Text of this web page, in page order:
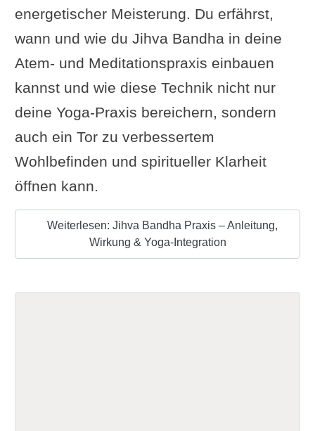
energetischer Meisterung. Du erfährst,
wann und wie du Jihva Bandha in deine
Atem- und Meditationspraxis einbauen
kannst und wie diese Technik nicht nur
deine Yoga-Praxis bereichern, sondern
auch ein Tor zu verbessertem
Wohlbefinden und spiritueller Klarheit
öffnen kann.
Weiterlesen: Jihva Bandha Praxis – Anleitung,
Wirkung & Yoga-Integration